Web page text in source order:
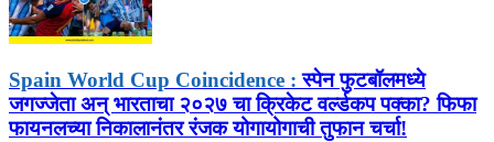
Spain World Cup Coincidence : स्पेन फुटबॉलमध्ये
जगज्जेता अन् भारताचा २०२७ चा क्रिकेट वर्ल्डकप पक्का? फिफा
फायनलच्या निकालानंतर रंजक योगायोगाची तुफान चर्चा!